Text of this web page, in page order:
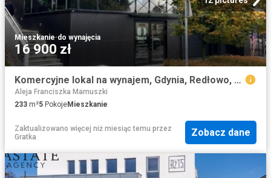
Mieszkanie·do wynajęcia
16 900 zł
Komercyjne lokal na wynajem, Gdynia, Redłowo, Legionów
Aleja Franciszka Mamuszki
233 m²5 PokojeMieszkanie
Zaktualizowano więcej niż miesiąc temu przez
Gratka
Zobacz dane